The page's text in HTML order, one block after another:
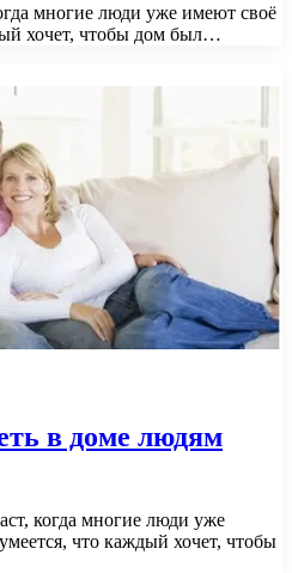
многие люди уже имеют своё
хочет, чтобы дом был…
в доме людям
когда многие люди уже
что каждый хочет, чтобы